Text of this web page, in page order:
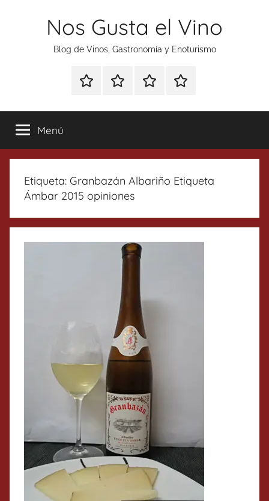
Nos Gusta el Vino
Blog de Vinos, Gastronomía y Enoturismo
Especial
Tonics
Enoturismo
Gastronomía
RankingContacto
Menú
Etiqueta: Granbazán Albariño Etiqueta
Ámbar 2015 opiniones